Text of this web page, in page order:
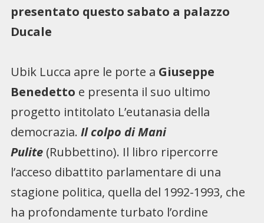
presentato questo sabato a palazzo
Ducale
Ubik Lucca apre le porte a Giuseppe
Benedetto e presenta il suo ultimo
progetto intitolato L’eutanasia della
democrazia. Il colpo di Mani
Pulite(Rubbettino). Il libro ripercorre
l’acceso dibattito parlamentare di una
stagione politica, quella del 1992-1993, che
ha profondamente turbato l’ordine